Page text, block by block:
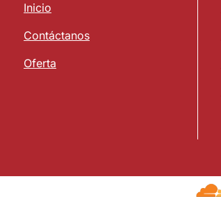
Inicio
Contáctanos
Oferta